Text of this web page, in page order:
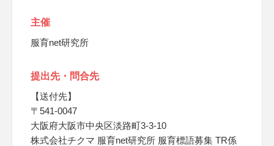
主催
服育net研究所
提出先・問合先
【送付先】
〒541-0047
大阪府大阪市中央区淡路町3-3-10
株式会社チクマ 服育net研究所 服育標語募集 TR係